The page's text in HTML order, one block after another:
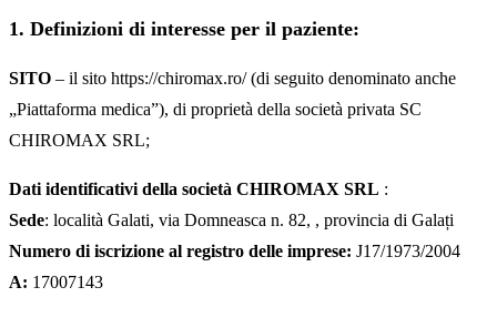
1. Definizioni di interesse per il paziente:
SITO – il sito https://chiromax.ro/ (di seguito denominato anche
„Piattaforma medica”), di proprietà della società privata SC
CHIROMAX SRL;
Dati identificativi della società CHIROMAX SRL :
Sede: località Galati, via Domneasca n. 82, , provincia di Galați
Numero di iscrizione al registro delle imprese: J17/1973/2004
A: 17007143